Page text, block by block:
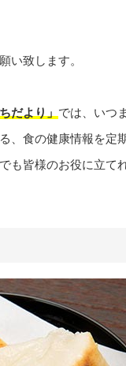
い致します。
だより」では、いつ
、食の健康情報を定
も皆様のお役に立て